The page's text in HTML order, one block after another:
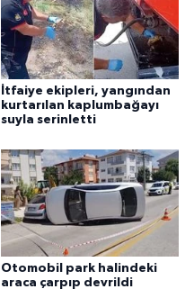
İtfaiye ekipleri, yangından
kurtarılan kaplumbağayı
suyla serinletti
Otomobil park halindeki
araca çarpıp devrildi